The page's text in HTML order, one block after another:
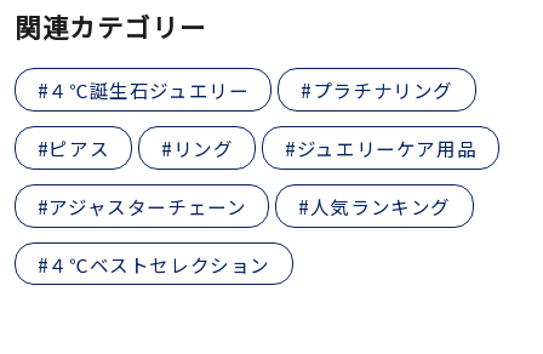
関連カテゴリー
#４℃誕生石ジュエリー #プラチナリング
#ピアス #リング #ジュエリーケア用品
#アジャスターチェーン #人気ランキング
#４℃ベストセレクション